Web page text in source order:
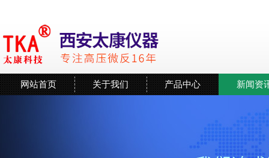
网站首页 关于我们 产品中心 新闻资